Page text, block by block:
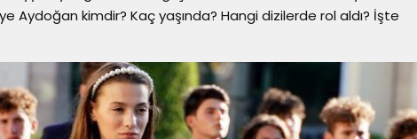
Aydoğan kimdir? Kaç yaşında? Hangi dizilerde rol aldı? İşte